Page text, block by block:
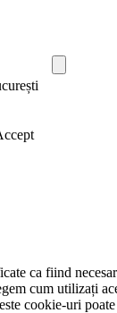
ca fiind
cum utilizați
cookie-uri